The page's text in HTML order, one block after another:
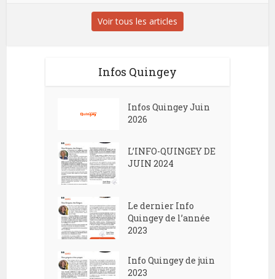
Voir tous les articles
Infos Quingey
Infos Quingey Juin
2026
L’INFO-QUINGEY DE
JUIN 2024
Le dernier Info
Quingey de l’année
2023
Info Quingey de juin
2023